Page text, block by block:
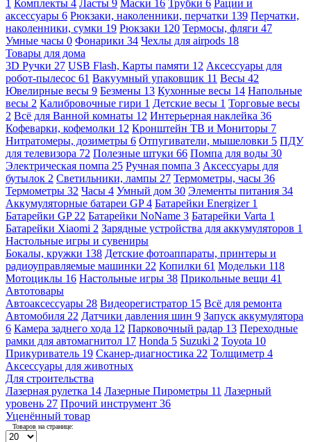
1 Комплекты 4 Ласты 9 Маски 16 Трубки 6 Рации и
аксессуары 6 Рюкзаки, наколенники, перчатки 139 Перчатки,
наколенники, сумки 19 Рюкзаки 120 Термосы, фляги 47
Умные часы 0 Фонарики 34 Чехлы для airpods 18
Товары для дома
3D Ручки 27 USB Flash, Карты памяти 12 Аксессуары для
робот-пылесос 61 Вакуумный упаковщик 11 Весы 42
Ювелирные весы 9 Безмены 13 Кухонные весы 14 Напольные
весы 2 Калибровочные гири 1 Детские весы 1 Торговые весы
2 Всё для Ванной комнаты 12 Интерьерная наклейка 36
Кофеварки, кофемолки 12 Кронштейн ТВ и Мониторы 7
Нитратомеры, дозиметры 6 Отпугиватели, мышеловки 5 ПДУ
для телевизора 72 Полезные штуки 66 Помпа для воды 30
Электрическая помпа 25 Ручная помпа 3 Аксессуары для
бутылок 2 Светильники, лампы 27 Термометры, часы 36
Термометры 32 Часы 4 Умный дом 30 Элементы питания 34
Аккумуляторные батареи GP4 Батарейки Energizer 1
Батарейки GP 22 Батарейки NoName 3 Батарейки Varta 1
Батарейки Xiaomi 2 Зарядные устройства для аккумуляторов 1
Настольные игры и сувениры
Бокалы, кружки 138 Детские фотоаппараты, принтеры и
радиоуправляемые машинки 22 Копилки 61 Модельки 118
Мотоциклы 16 Настольные игры 38 Прикольные вещи 41
Автотовары
Автоаксессуары 28 Видеорегистратор 15 Всё для ремонта
Автомобиля 22 Датчики давления шин 9 Запуск аккумулятора
6 Камера заднего хода 12 Парковочный радар 13 Переходные
рамки для автомагнитол 17 Honda 5 Suzuki 2 Toyota 10
Прикуриватель 19 Сканер-диагностика 22 Толщиметр 4
Аксессуары для животных
Для строительства
Лазерная рулетка 14 Лазерные Пирометры 11 Лазерный
уровень 27 Прочий инструмент 36
Уценённый товар
Товаров на странице: